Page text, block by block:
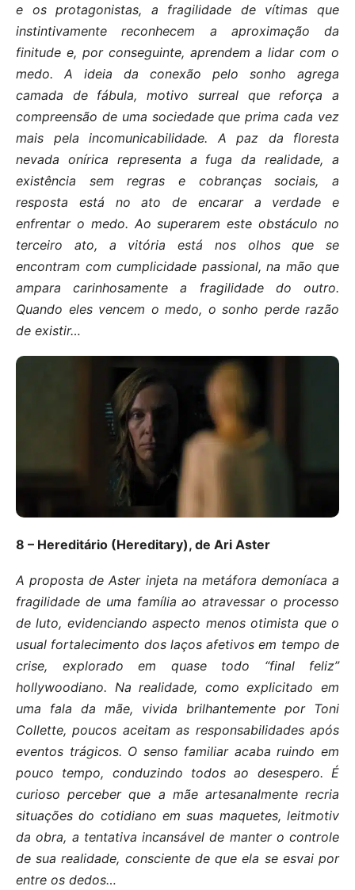
e os protagonistas, a fragilidade de vítimas que
instintivamente reconhecem a aproximação da
finitude e, por conseguinte, aprendem a lidar com o
medo. A ideia da conexão pelo sonho agrega
camada de fábula, motivo surreal que reforça a
compreensão de uma sociedade que prima cada vez
mais pela incomunicabilidade. A paz da floresta
nevada onírica representa a fuga da realidade, a
existência sem regras e cobranças sociais, a
resposta está no ato de encarar a verdade e
enfrentar o medo. Ao superarem este obstáculo no
terceiro ato, a vitória está nos olhos que se
encontram com cumplicidade passional, na mão que
ampara carinhosamente a fragilidade do outro.
Quando eles vencem o medo, o sonho perde razão
de existir…
8 – Hereditário (Hereditary), de Ari Aster
A proposta de Aster injeta na metáfora demoníaca a
fragilidade de uma família ao atravessar o processo
de luto, evidenciando aspecto menos otimista que o
usual fortalecimento dos laços afetivos em tempo de
crise, explorado em quase todo “final feliz”
hollywoodiano. Na realidade, como explicitado em
uma fala da mãe, vivida brilhantemente por Toni
Collette, poucos aceitam as responsabilidades após
eventos trágicos. O senso familiar acaba ruindo em
pouco tempo, conduzindo todos ao desespero. É
curioso perceber que a mãe artesanalmente recria
situações do cotidiano em suas maquetes, leitmotiv
da obra, a tentativa incansável de manter o controle
de sua realidade, consciente de que ela se esvai por
entre os dedos…